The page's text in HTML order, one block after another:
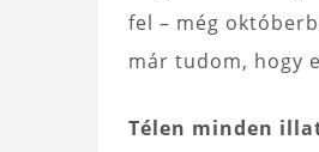
fel – még
már tudom, hogy
Télen minden